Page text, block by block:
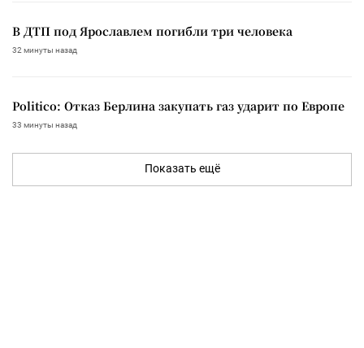
В ДТП под Ярославлем погибли три человека
32 минуты назад
Politico: Отказ Берлина закупать газ ударит по Европе
33 минуты назад
Показать ещё